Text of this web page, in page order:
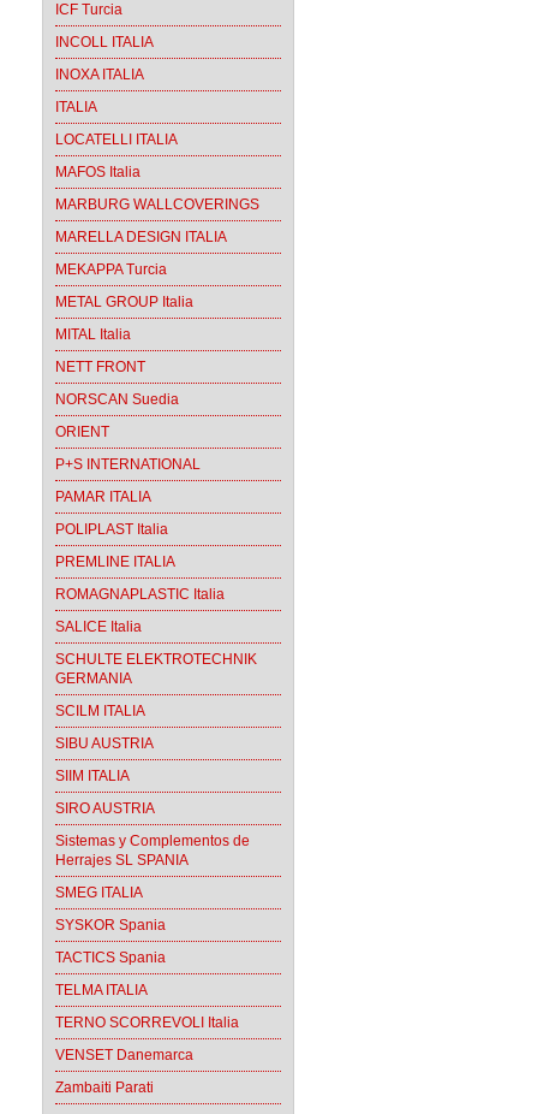
ICF Turcia
INCOLL ITALIA
INOXA ITALIA
ITALIA
LOCATELLI ITALIA
MAFOS Italia
MARBURG WALLCOVERINGS
MARELLA DESIGN ITALIA
MEKAPPA Turcia
METAL GROUP Italia
MITAL Italia
NETT FRONT
NORSCAN Suedia
ORIENT
P+S INTERNATIONAL
PAMAR ITALIA
POLIPLAST Italia
PREMLINE ITALIA
ROMAGNAPLASTIC Italia
SALICE Italia
SCHULTE ELEKTROTECHNIK
GERMANIA
SCILM ITALIA
SIBU AUSTRIA
SIIM ITALIA
SIRO AUSTRIA
Sistemas y Complementos de
Herrajes SL SPANIA
SMEG ITALIA
SYSKOR Spania
TACTICS Spania
TELMA ITALIA
TERNO SCORREVOLI Italia
VENSET Danemarca
Zambaiti Parati